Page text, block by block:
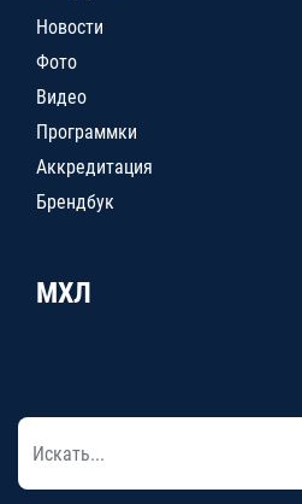
Новости
Фото
Видео
Программки
Аккредитация
Брендбук
МХЛ